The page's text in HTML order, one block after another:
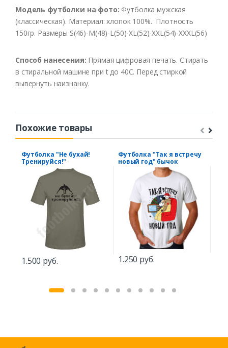
Модель футболки на фото: Футболка мужская
(классическая). Материал: хлопок 100%. Плотность
150гр. Размеры S(46)-M(48)-L(50)-XL(52)-XXL(54)-XXXL(56)
Способ нанесения: Прямая цифровая печать. Стирать
в стиральной машине при t до 40С. Перед стиркой
вывернуть наизнанку.
Похожие товары
Футболка "Не бухай!
Тренируйся!"
1.500 руб.
Футболка "Так я встречу
новый год" бычок
1.250 руб.